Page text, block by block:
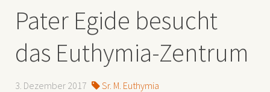
Pater Egide besucht
das Euthymia-Zentrum
3. Dezember 2017 Sr. M. Euthymia